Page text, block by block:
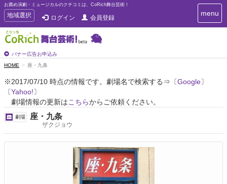
お薦め演劇・ミュージカルのクチコミは、CoRich舞台芸術！
T
o
g
g
e
n
v
a
t
o
n
地域選択 ログイン 会員登録
バナー広告お申込み
T
o
a
t
i
menu
HOME 座・九条
※2017/07/10 時点の情報です。劇場名で検索する⇒〔Google〕
〔Yahoo!〕
劇場情報の更新はこちらからご依頼ください。
劇場 座・九条
ザクジョウ